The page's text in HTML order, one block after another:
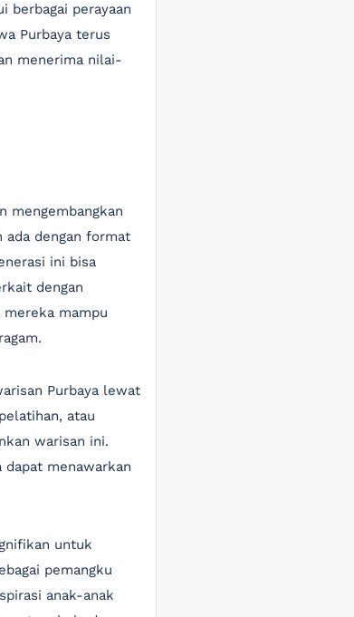
berbagai perayaan
Purbaya terus
menerima nilai-
mengembangkan
ada dengan format
ini bisa
dengan
mampu
Purbaya lewat
atau
warisan ini.
menawarkan
untuk
pemangku
anak-anak